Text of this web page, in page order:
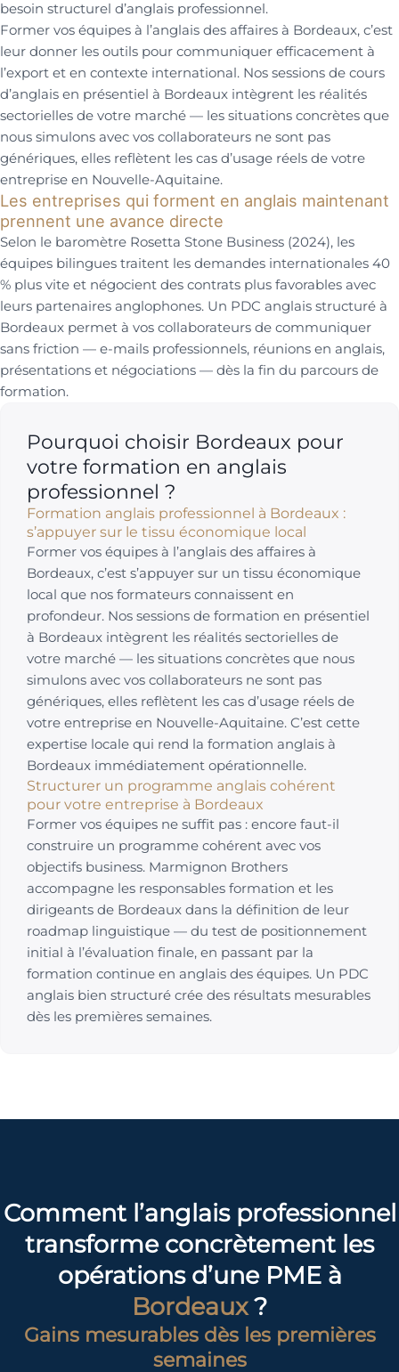
besoin structurel d’anglais professionnel.
Former vos équipes à l’anglais des affaires à Bordeaux, c’est
leur donner les outils pour communiquer efficacement à
l’export et en contexte international. Nos sessions de cours
d’anglais en présentiel à Bordeaux intègrent les réalités
sectorielles de votre marché — les situations concrètes que
nous simulons avec vos collaborateurs ne sont pas
génériques, elles reflètent les cas d’usage réels de votre
entreprise en Nouvelle-Aquitaine.
Les entreprises qui forment en anglais maintenant
prennent une avance directe
Selon le baromètre Rosetta Stone Business (2024), les
équipes bilingues traitent les demandes internationales 40
% plus vite et négocient des contrats plus favorables avec
leurs partenaires anglophones. Un PDC anglais structuré à
Bordeaux permet à vos collaborateurs de communiquer
sans friction — e-mails professionnels, réunions en anglais,
présentations et négociations — dès la fin du parcours de
formation.
Pourquoi choisir Bordeaux pour
votre formation en anglais
professionnel ?
Formation anglais professionnel à Bordeaux :
s’appuyer sur le tissu économique local
Former vos équipes à l’anglais des affaires à
Bordeaux, c’est s’appuyer sur un tissu économique
local que nos formateurs connaissent en
profondeur. Nos sessions de formation en présentiel
à Bordeaux intègrent les réalités sectorielles de
votre marché — les situations concrètes que nous
simulons avec vos collaborateurs ne sont pas
génériques, elles reflètent les cas d’usage réels de
votre entreprise en Nouvelle-Aquitaine. C’est cette
expertise locale qui rend la formation anglais à
Bordeaux immédiatement opérationnelle.
Structurer un programme anglais cohérent
pour votre entreprise à Bordeaux
Former vos équipes ne suffit pas : encore faut-il
construire un programme cohérent avec vos
objectifs business. Marmignon Brothers
accompagne les responsables formation et les
dirigeants de Bordeaux dans la définition de leur
roadmap linguistique — du test de positionnement
initial à l’évaluation finale, en passant par la
formation continue en anglais des équipes. Un PDC
anglais bien structuré crée des résultats mesurables
dès les premières semaines.
Comment l’anglais professionnel
transforme concrètement les
opérations d’une PME à
Bordeaux?
Gains mesurables dès les premières
semaines